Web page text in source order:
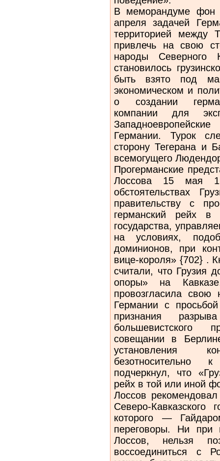
В меморандуме фон
апреля задачей
территорией между
привлечь на свою
народы Северного
становилось
быть взято под
экономическом и
о создании
компании для
Германии. Турок
сторону Тегерана и
всемогущего
Прогерманские
Лоссова 15 мая
обстоятельствах
правительству с
германский рейх в
государства,
на условиях,
доминионов, при
вице-короля» {702} .
считали, что Грузия
опоры» на
провозгласила свою
Германии с
признания
большевистского
совещании в
установления
безотносительно
подчеркнул, что
рейх в той или иной
Лоссов
Северо-Кавказского
которого —
переговоры. Ни при
Лоссов, нельзя
воссоединиться с